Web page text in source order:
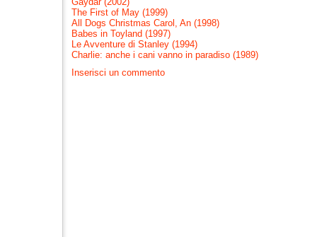
The First of May (1999)
All Dogs Christmas Carol, An (1998)
Babes in Toyland (1997)
Le Avventure di Stanley (1994)
Charlie: anche i cani vanno in paradiso (1989)
Inserisci un commento